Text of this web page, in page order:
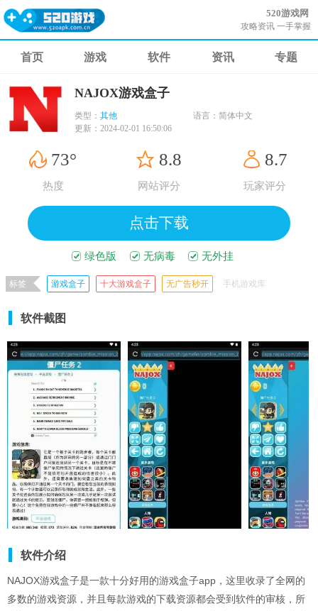
520游戏网
攻略资讯 一手掌握
首页 游戏 软件 资讯 专题
NAJOX游戏盒子
类型： 其他 语言： 简体中文
更新： 2024-02-01 16:50:06
73°
热度
8.8
网站评分
8.7
玩家评分
点击下载
绿色版 无病毒 无外挂
标签 游戏盒子 十大游戏盒子 无广告秒开 手机游戏库
软件截图
软件介绍
NAJOX游戏盒子是一款十分好用的游戏盒子app，这里收录了全网的
多数的游戏资源，并且每款游戏的下载资源都会受到软件的审核，所